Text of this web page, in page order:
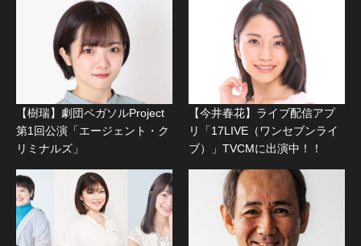
【樹瑞】劇団ペガソルProject
第1回公演「エージェント・ク
リミナルズ」
【今井春花】ライブ配信アプ
リ「17LIVE（ワンセブンライ
ブ）」TVCMに出演中！！